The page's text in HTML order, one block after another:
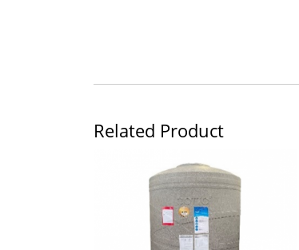
Related Product